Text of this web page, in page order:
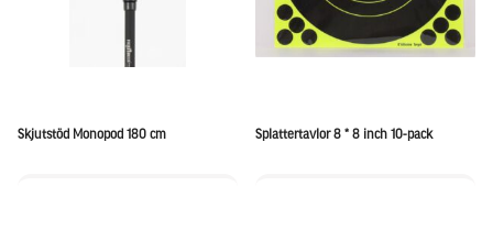
Skjutstöd Monopod 180 cm Splattertavlor 8 * 8 inch 10-pack